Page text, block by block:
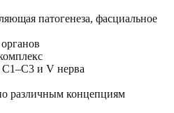
патогенеза, фасциальное
C1–C3 и V нерва
различным концепциям